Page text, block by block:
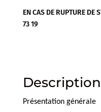
EN CAS DE RUPTURE DE
73 19
Description
Présentation générale